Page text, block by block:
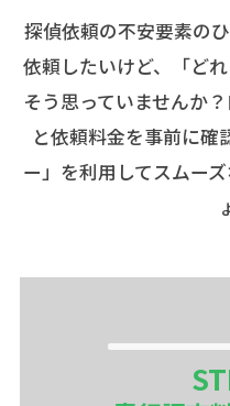
探偵依頼の不安要素の
依頼したいけど、「ど
そう思っていませんか
と依頼料金を事前に確
ー」を利用してスムー